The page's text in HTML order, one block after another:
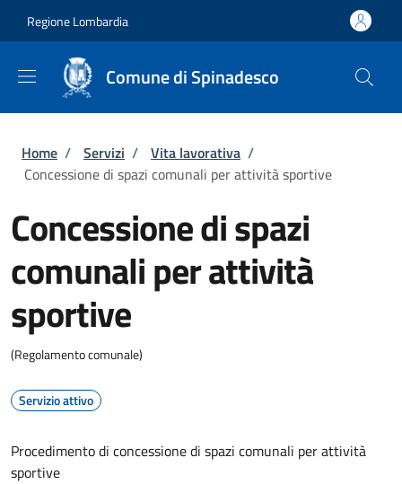
Regione Lombardia
Comune di Spinadesco
Briciole di pane
Home / Servizi / Vita lavorativa /
Concessione di spazi comunali per attività sportive
Concessione di spazi
comunali per attività
sportive
(Regolamento comunale)
Servizio attivo
Procedimento di concessione di spazi comunali per attività
sportive